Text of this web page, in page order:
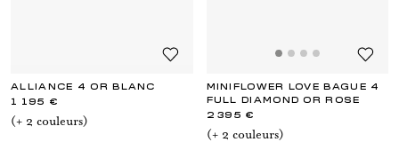
ALLIANCE 4 OR BLANC
1 195 €
(+ 2 couleurs)
MINIFLOWER LOVE BAGUE 4
FULL DIAMOND OR ROSE
2 395 €
(+ 2 couleurs)